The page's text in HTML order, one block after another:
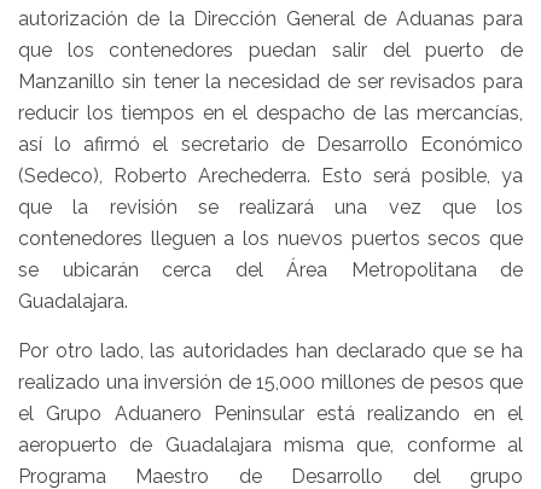
autorización de la Dirección General de Aduanas para
que los contenedores puedan salir del puerto de
Manzanillo sin tener la necesidad de ser revisados para
reducir los tiempos en el despacho de las mercancías,
así lo afirmó el secretario de Desarrollo Económico
(Sedeco), Roberto Arechederra. Esto será posible, ya
que la revisión se realizará una vez que los
contenedores lleguen a los nuevos puertos secos que
se ubicarán cerca del Área Metropolitana de
Guadalajara.
Por otro lado, las autoridades han declarado que se ha
realizado una inversión de 15,000 millones de pesos que
el Grupo Aduanero Peninsular está realizando en el
aeropuerto de Guadalajara misma que, conforme al
Programa Maestro de Desarrollo del grupo